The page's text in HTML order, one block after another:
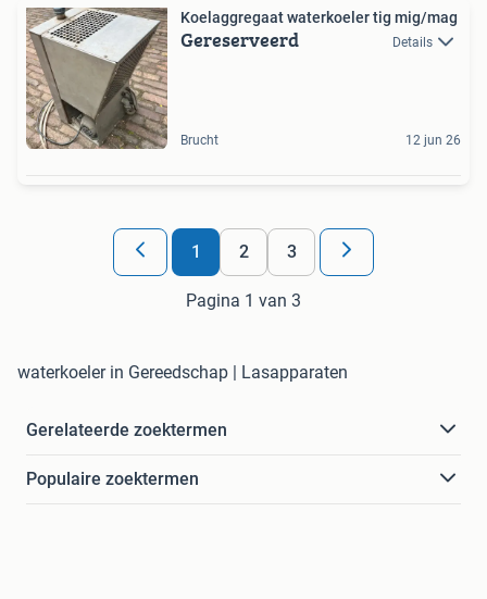
Koelaggregaat waterkoeler tig mig/mag
Gereserveerd Details
Brucht 12 jun 26
1 2 3
Pagina 1 van 3
waterkoeler in Gereedschap | Lasapparaten
Gerelateerde zoektermen
Populaire zoektermen